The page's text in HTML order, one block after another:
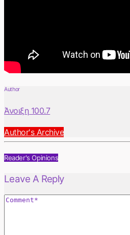
Author
Άνοιξη 100.7
Author's Archive
Reader's Opinions
Leave A Reply